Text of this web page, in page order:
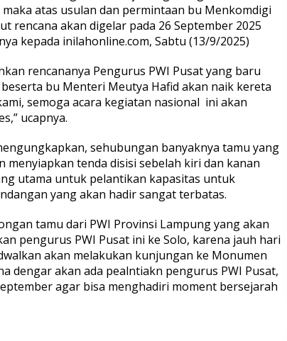
atas usulan dan permintaan bu Menkomdigi
rencana akan digelar pada 26 September 2025
kepada inilahonline.com, Sabtu (13/9/2025)
rencananya Pengurus PWI Pusat yang baru
bu Menteri Meutya Hafid akan naik kereta
semoga acara kegiatan nasional ini akan
ucapnya.
sehubungan banyaknya tamu yang
menyiapkan tenda disisi sebelah kiri dan kanan
utama untuk pelantikan kapasitas untuk
yang akan hadir sangat terbatas.
tamu dari PWI Provinsi Lampung yang akan
pengurus PWI Pusat ini ke Solo, karena jauh hari
akan melakukan kunjungan ke Monumen
dengar akan ada pealntiakn pengurus PWI Pusat,
agar bisa menghadiri moment bersejarah